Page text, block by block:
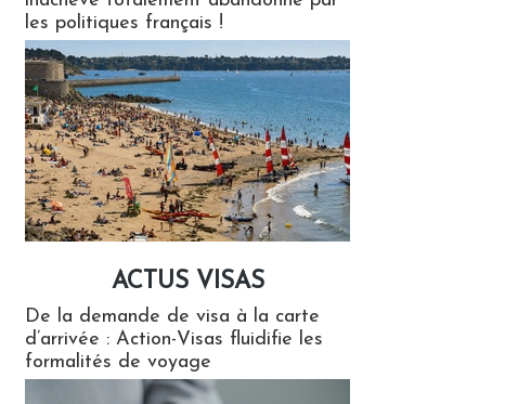
les politiques français !
ACTUS VISAS
De la demande de visa à la carte
d’arrivée : Action-Visas fluidifie les
formalités de voyage